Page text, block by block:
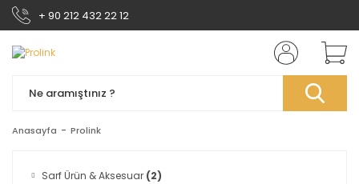
+ 90 212 432 22 12
Anasayfa Prolink
Sarf Ürün & Aksesuar (2)